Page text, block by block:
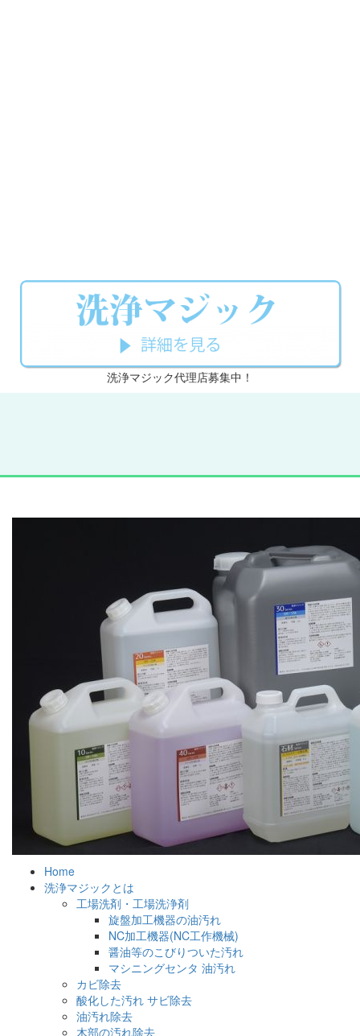
洗浄マジック代理店募集中！
Home
洗浄マジックとは
工場洗剤・工場洗浄剤
旋盤加工機器の油汚れ
NC加工機器(NC工作機械)
醤油等のこびりついた汚れ
マシニングセンタ 油汚れ
カビ除去
酸化した汚れ サビ除去
油汚れ除去
木部の汚れ除去